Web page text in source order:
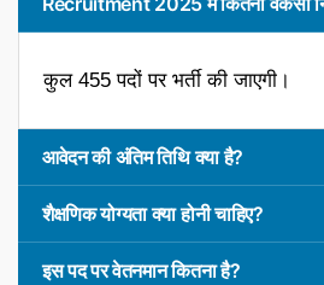
कुल 455 पदों पर भर्ती की जाएगी।
आवेदन की अंतिम तिथि क्या है?
शैक्षणिक योग्यता क्या होनी चाहिए?
इस पद पर वेतनमान कितना है?